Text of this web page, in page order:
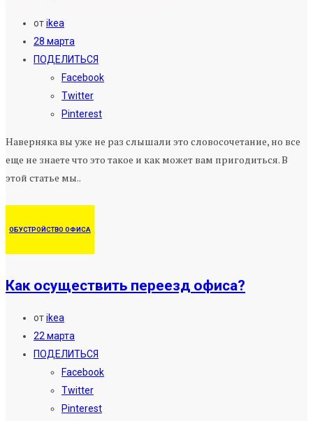
отikea
28 марта
ПОДЕЛИТЬСЯ
Facebook
Twitter
Pinterest
Наверняка вы уже не раз слышали это словосочетание, но все
еще не знаете что это такое и как может вам пригодиться. В
этой статье мы..
ОБУСТРОЙСТВО ОФИСА
Как осуществить переезд офиса?
отikea
22 марта
ПОДЕЛИТЬСЯ
Facebook
Twitter
Pinterest